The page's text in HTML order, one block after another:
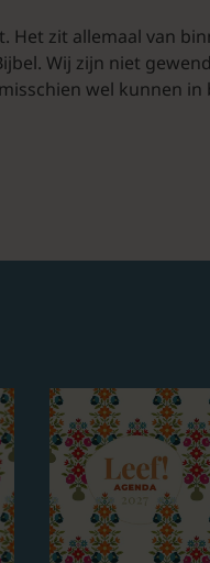
Het zit allemaal van
Wij zijn niet
wel kunnen in